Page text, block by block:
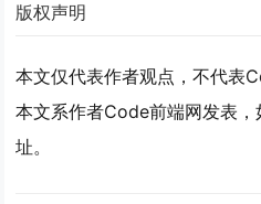
版权声明
本文仅代表作者观点，不代表
本文系作者Code前端网发表
址。